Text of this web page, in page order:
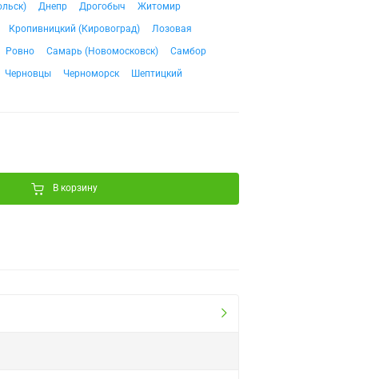
Днепр Дрогобыч
Житомир
Кропивницкий (Кировоград)
Лозовая
Ровно Самарь (Новомосковск)
Самбор
Черновцы Черноморск Шептицкий
В корзину